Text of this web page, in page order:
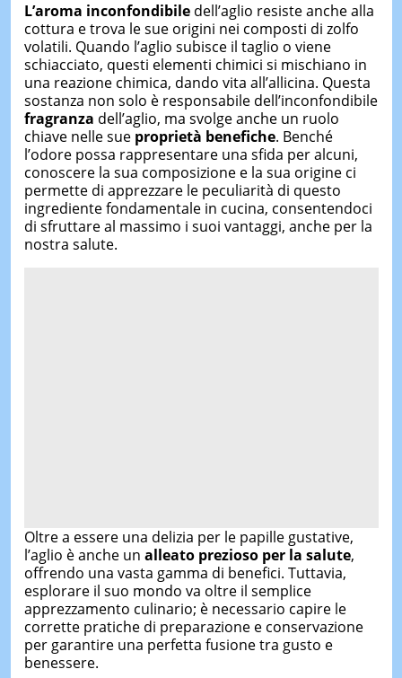
L’aroma inconfondibiledell’aglio resiste anche alla
cottura e trova le sue origini nei composti di zolfo
volatili. Quando l’aglio subisce il taglio o viene
schiacciato, questi elementi chimici si mischiano in
una reazione chimica, dando vita all’allicina. Questa
sostanza non solo è responsabile dell’inconfondibile
fragranza dell’aglio, ma svolge anche un ruolo
chiave nelle sue proprietà benefiche. Benché
l’odore possa rappresentare una sfida per alcuni,
conoscere la sua composizione e la sua origine ci
permette di apprezzare le peculiarità di questo
ingrediente fondamentale in cucina, consentendoci
di sfruttare al massimo i suoi vantaggi, anche per la
nostra salute.
Oltre a essere una delizia per le papille gustative,
l’aglio è anche un alleato prezioso per la salute,
offrendo una vasta gamma di benefici. Tuttavia,
esplorare il suo mondo va oltre il semplice
apprezzamento culinario; è necessario capire le
corrette pratiche di preparazione e conservazione
per garantire una perfetta fusione tra gusto e
benessere.